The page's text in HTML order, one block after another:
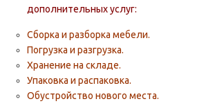
дополнительных услуг:
Сборка и разборка мебели.
Погрузка и разгрузка.
Хранение на складе.
Упаковка и распаковка.
Обустройство нового места.